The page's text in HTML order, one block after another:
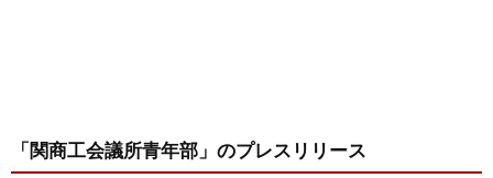
「関商工会議所青年部」 のプレスリリース